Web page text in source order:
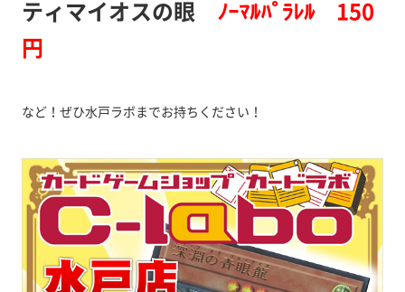
ティマイオスの眼 ﾉｰﾏﾙﾊﾟﾗﾚﾙ 150
円
など！ぜひ水戸ラボまでお持ちください！